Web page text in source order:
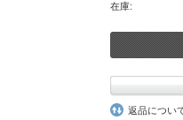
在庫:
返品につい